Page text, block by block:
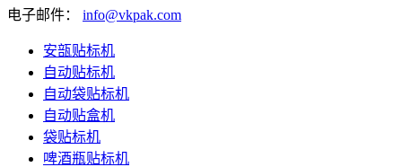
电子邮件： info@vkpak.com
安瓿贴标机
自动贴标机
自动袋贴标机
自动贴盒机
袋贴标机
啤酒瓶贴标机